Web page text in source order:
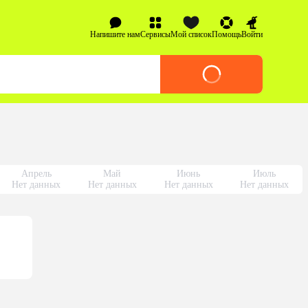
Напишите намСервисыМой списокПомощьВойти
Апрель
Нет данных
Май
Нет данных
Июнь
Нет данных
Июль
Нет данных